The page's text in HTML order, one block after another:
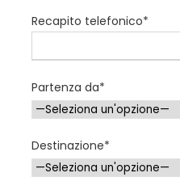
Recapito telefonico*
Partenza da*
Destinazione*
Arrivo: ITALIA –
Ritrovo in aeroporto e
Lisbona a Fatima. Arrivo e
visita dellaCattedralee